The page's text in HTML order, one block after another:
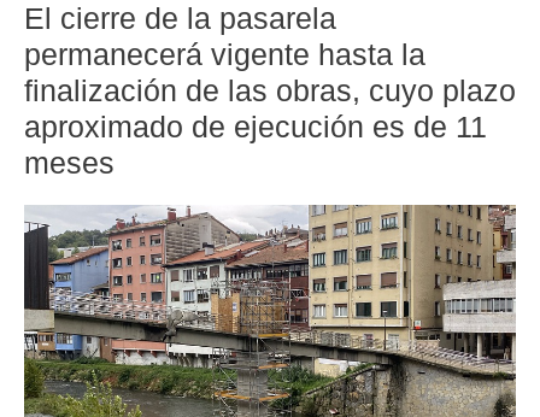
El cierre de la pasarela
permanecerá vigente hasta la
finalización de las obras, cuyo plazo
aproximado de ejecución es de 11
meses